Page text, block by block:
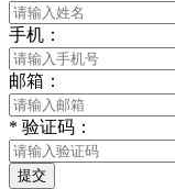
手机：
邮箱：
* 验证码：
提交